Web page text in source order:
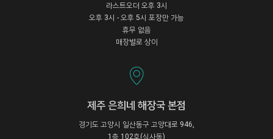
라스트오더 오후 3시
오후 3시 - 오후 5시 포장만 가능
휴무 없음
매장별로 상이
제주 은희네 해장국 본점
경기도 고양시 일산동구 고양대로 946,
1층 102호(식사동)